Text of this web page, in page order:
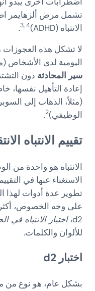
تشمل مرض ألزهايمر
الانتباه (ADHD)
3, 4
.
لا تشكل هذه العجوزات
اليومية لدى الأشخاص
سير المحادثة دون
إعادة التأهيل نفسها،
(مثلاً، الذهاب إلى
الوظيفي)2
.
تقييم الانتباه
الانتباه هو واحدة من
الاستغناء عنها في
تطوير عدة أدوات لهذا
على وجه الخصوص، أكثر
d2، اختبار الانتباه في
للألوان والكلمات.
اختبار d2
بشكل عام، هو نوع من